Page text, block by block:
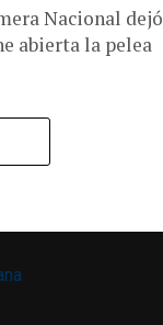
Nacional dejó
abierta la pelea